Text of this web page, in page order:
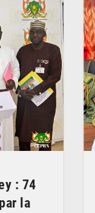
: 74
la